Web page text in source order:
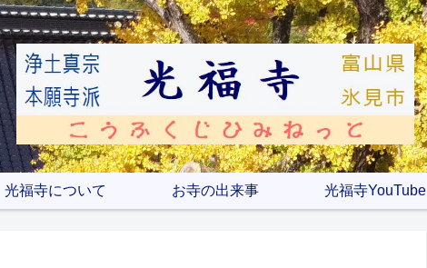
光福寺について お寺の出来事 光福寺YouTube